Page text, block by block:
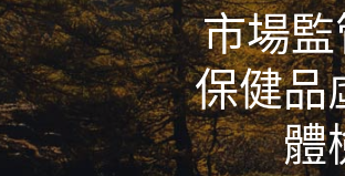
市場
保健品
體